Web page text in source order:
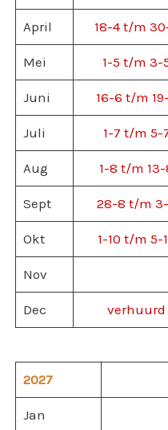
April 18-4 t/m
Mei 1-5 t/m 3-
Juni 16-6 t/m
Juli 1-7 t/m 5-
Aug 1-8 t/m 13-
Sept 28-8 t/m
Okt 1-10 t/m 5-
Nov
Dec verhuurd
2027
Jan